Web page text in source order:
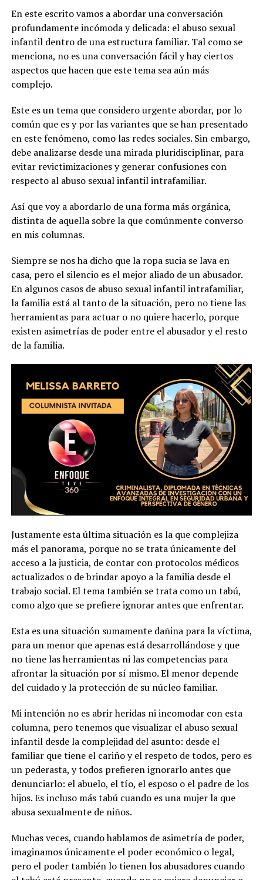
En este escrito vamos a abordar una conversación
profundamente incómoda y delicada: el abuso sexual
infantil dentro de una estructura familiar. Tal como se
menciona, no es una conversación fácil y hay ciertos
aspectos que hacen que este tema sea aún más
complejo.
Este es un tema que considero urgente abordar, por lo
común que es y por las variantes que se han presentado
en este fenómeno, como las redes sociales. Sin embargo,
debe analizarse desde una mirada pluridisciplinar, para
evitar revictimizaciones y generar confusiones con
respecto al abuso sexual infantil intrafamiliar.
Así que voy a abordarlo de una forma más orgánica,
distinta de aquella sobre la que comúnmente converso
en mis columnas.
Siempre se nos ha dicho que la ropa sucia se lava en
casa, pero el silencio es el mejor aliado de un abusador.
En algunos casos de abuso sexual infantil intrafamiliar,
la familia está al tanto de la situación, pero no tiene las
herramientas para actuar o no quiere hacerlo, porque
existen asimetrías de poder entre el abusador y el resto
de la familia.
Justamente esta última situación es la que complejiza
más el panorama, porque no se trata únicamente del
acceso a la justicia, de contar con protocolos médicos
actualizados o de brindar apoyo a la familia desde el
trabajo social. El tema también se trata como un tabú,
como algo que se prefiere ignorar antes que enfrentar.
Esta es una situación sumamente dañina para la víctima,
para un menor que apenas está desarrollándose y que
no tiene las herramientas ni las competencias para
afrontar la situación por sí mismo. El menor depende
del cuidado y la protección de su núcleo familiar.
Mi intención no es abrir heridas ni incomodar con esta
columna, pero tenemos que visualizar el abuso sexual
infantil desde la complejidad del asunto: desde el
familiar que tiene el cariño y el respeto de todos, pero es
un pederasta, y todos prefieren ignorarlo antes que
denunciarlo: el abuelo, el tío, el esposo o el padre de los
hijos. Es incluso más tabú cuando es una mujer la que
abusa sexualmente de niños.
Muchas veces, cuando hablamos de asimetría de poder,
imaginamos únicamente el poder económico o legal,
pero el poder también lo tienen los abusadores cuando